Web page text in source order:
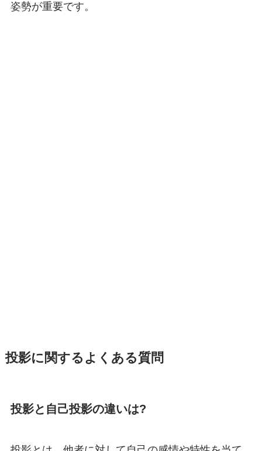
姿勢が重要です。
投影に関するよくある質問
投影と自己投影の違いは?